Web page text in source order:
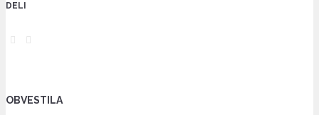
DELI
OBVESTILA